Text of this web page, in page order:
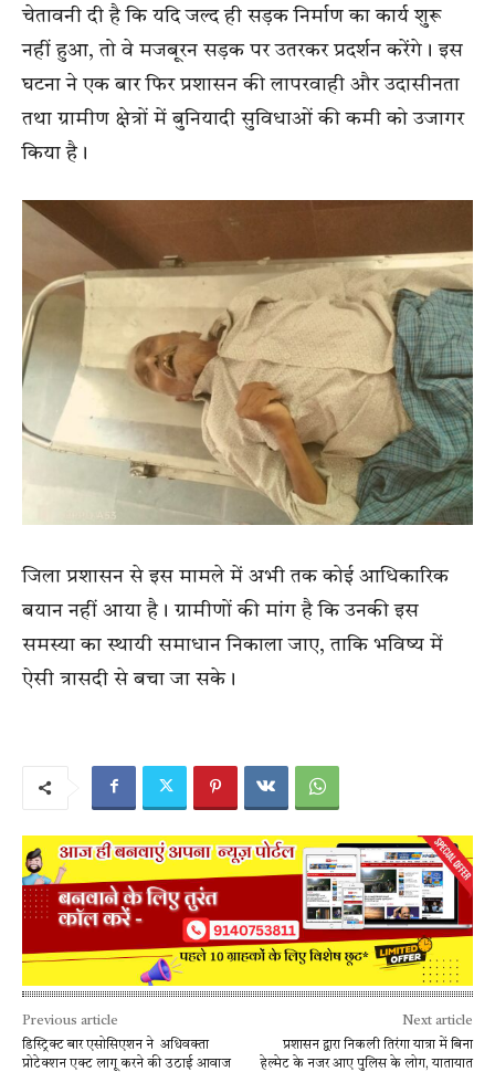
चेतावनी दी है कि यदि जल्द ही सड़क निर्माण का कार्य शुरू
नहीं हुआ, तो वे मजबूरन सड़क पर उतरकर प्रदर्शन करेंगे। इस
घटना ने एक बार फिर प्रशासन की लापरवाही और उदासीनता
तथा ग्रामीण क्षेत्रों में बुनियादी सुविधाओं की कमी को उजागर
किया है।
जिला प्रशासन से इस मामले में अभी तक कोई आधिकारिक
बयान नहीं आया है। ग्रामीणों की मांग है कि उनकी इस
समस्या का स्थायी समाधान निकाला जाए, ताकि भविष्य में
ऐसी त्रासदी से बचा जा सके।
Previous article
डिस्ट्रिक्ट बार एसोसिएशन ने अधिवक्ता
प्रोटेक्शन एक्ट लागू करने की उठाई आवाज
Next article
प्रशासन द्वारा निकली तिरंगा यात्रा में बिना
हेल्मेट के नजर आए पुलिस के लोग, यातायात